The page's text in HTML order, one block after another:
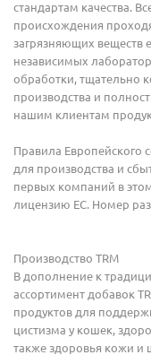
стандартам качества.
происхождения
загрязняющих веществ
независимых
обработки, тщательно
производства и
нашим клиентам
Правила Европейского
для производства и
первых компаний в
лицензию ЕС. Номер
Производство TRM
В дополнение к
ассортимент добавок
продуктов для
цистизма у кошек,
также здоровья кожи и